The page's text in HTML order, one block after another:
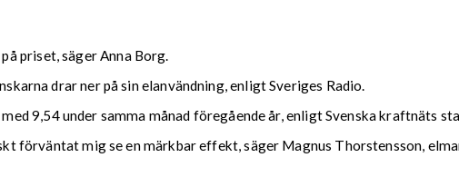
priset, säger Anna Borg.
drar ner på sin elanvändning, enligt Sveriges Radio.
9,54 under samma månad föregående år, enligt Svenska kraftnäts
förväntat mig se en märkbar effekt, säger Magnus Thorstensson,